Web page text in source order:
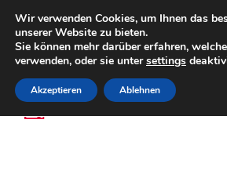
LIEFERUNG ab 6
Weltweiter
(800) 500 564Mo-Fr
Zur
Navigation
Zum
Inhalt
Wir verwenden Cookies, um Ihnen das
unserer Website zu bieten.
Sie können mehr darüber erfahren,
verwenden, oder sie untersettings
Akzeptieren Ablehnen